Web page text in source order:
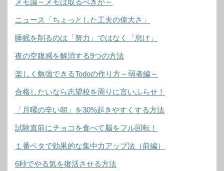
メモ論～メモは取るべきか～
ニュース「ちょっとした工夫の偉大さ」
睡眠を削るのは「努力」ではなく「怠け」
夜の空腹感を解消する9つの方法
楽しく勉強できるTodoの作り方～弱者編～
合格したいなら志望校を周りに言いふらせ！
「月曜の辛い朝」を30%起きやすくする方法
試験直前にチョコを食べて脳をフル回転！
１番ベタで効果的な集中力アップ法（前編）
6秒でやる気を復活させる方法